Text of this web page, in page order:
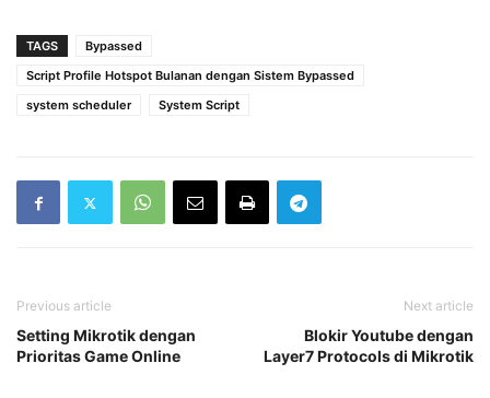
TAGS
Bypassed
Script Profile Hotspot Bulanan dengan Sistem Bypassed
system scheduler
System Script
Previous article
Setting Mikrotik dengan
Prioritas Game Online
Next article
Blokir Youtube dengan
Layer7 Protocols di Mikrotik